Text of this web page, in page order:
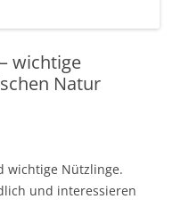
wichtige
Natur
wichtige Nützlinge.
und interessieren